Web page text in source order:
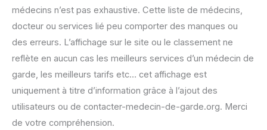
médecins n’est pas exhaustive. Cette liste de médecins,
docteur ou services lié peu comporter des manques ou
des erreurs. L’affichage sur le site ou le classement ne
reflète en aucun cas les meilleurs services d’un médecin de
garde, les meilleurs tarifs etc… cet affichage est
uniquement à titre d’information grâce à l’ajout des
utilisateurs ou de contacter-medecin-de-garde.org. Merci
de votre compréhension.